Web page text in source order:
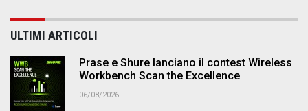
ULTIMI ARTICOLI
Prase e Shure lanciano il contest Wireless
Workbench Scan the Excellence
06/08/2026